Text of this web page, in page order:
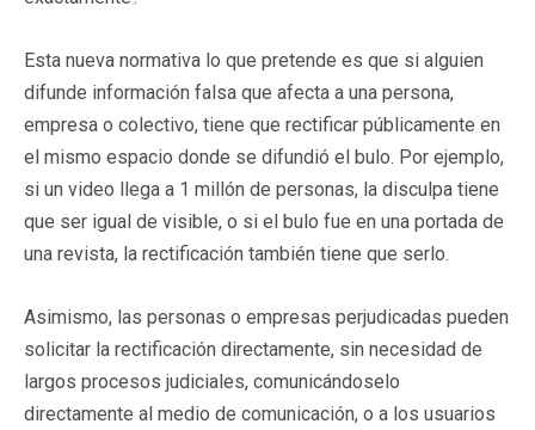
Esta nueva normativa lo que pretende es que si alguien
difunde información falsa que afecta a una persona,
empresa o colectivo, tiene que rectificar públicamente en
el mismo espacio donde se difundió el bulo. Por ejemplo,
si un video llega a 1 millón de personas, la disculpa tiene
que ser igual de visible, o si el bulo fue en una portada de
una revista, la rectificación también tiene que serlo.
Asimismo, las personas o empresas perjudicadas pueden
solicitar la rectificación directamente, sin necesidad de
largos procesos judiciales, comunicándoselo
directamente al medio de comunicación, o a los usuarios